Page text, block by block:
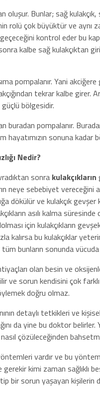
Bunlar; sağ kulakçık,
rolü çok büyüktür ve aynı
kontrol eder bu
kalbe sağ kulakçıktan
pompalanır. Yani
tekrar kalbe girer.
bölgesidir.
buradan pompalanır.
hayatımızın sonuna kadar
Nedir?
sonra kulakçıkların
neye sebebiyet vereceğini
dökülür ve kulakçık
asılı kalma
için kulakçıkların
kalırsa bu kulakçıklar
bunların sonunda
olan besin ve
ve sorun kendisini çok
doğru olmaz.
detaylı tetkikleri ve
da yine bu doktor
çözüleceğinden
vardır ve bu
kimi zaman sağlıklı
bir sorun yaşayan kişilerin